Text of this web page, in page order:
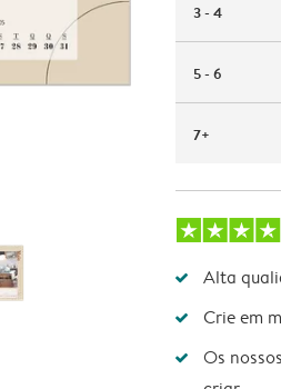
3 - 4
5 - 6
7+
Alta
Crie em
Os